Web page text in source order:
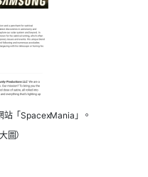
站「SpacexMania」。
圖）